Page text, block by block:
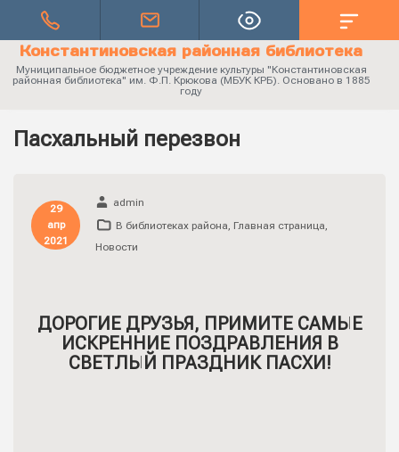
Константиновская районная библиотека
Муниципальное бюджетное учреждение культуры "Константиновская
районная библиотека" им. Ф.П. Крюкова (МБУК КРБ). Основано в 1885
году
Пасхальный перезвон
29
апр
2021
admin
В библиотеках района, Главная страница,
Новости
ДОРОГИЕ ДРУЗЬЯ, ПРИМИТЕ САМЫЕ
ИСКРЕННИЕ ПОЗДРАВЛЕНИЯ В
СВЕТЛЫЙ ПРАЗДНИК ПАСХИ!